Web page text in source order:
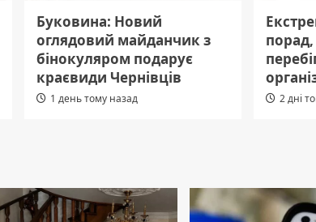
Буковина: Новий
оглядовий майданчик з
бінокуляром подарує
краєвиди Чернівців
1 день тому назад
порад,
2 дні